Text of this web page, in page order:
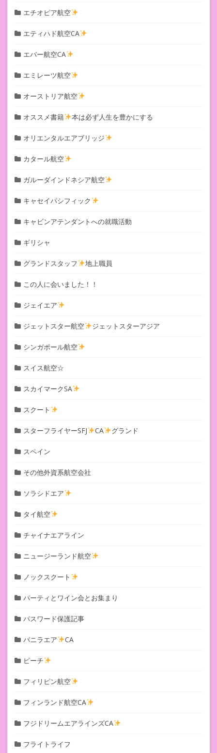
エチオピア航空
エティハド航空CA
エバー航空CA
エミレーツ航空
オーストリア航空
オススメ書籍 本は必ず人生を豊かにする
オリエンタルエアブリッジ
カタール航空
ガルーダインドネシア航空
キャセイパシフィック
キャビンアテンダントへの就職活動
ギリシャ
グランドスタッフ 地上職員
この人に会いました！！
ジェイエア
ジェットスター航空 ジェットスターアジア
シンガポール航空
スイス航空☆
スカイマークSA
スクート
スターフライヤーSFJ CA グランド
スペイン
その他外資系航空会社
ソラシドエア
タイ航空
チャイナエアライン
ニュージーランド航空
ノックスクート
パーティとワイン会とお集まり
パスワード保護記事
バニラエア CA
ピーチ
フィリピン航空
フィンランド航空CA
フジドリームエアラインズCA
フライトライフ